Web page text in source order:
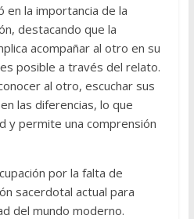
en la importancia de la
destacando que la
acompañar al otro en su
posible a través del relato.
al otro, escuchar sus
las diferencias, lo que
y permite una comprensión
por la falta de
sacerdotal actual para
del mundo moderno.